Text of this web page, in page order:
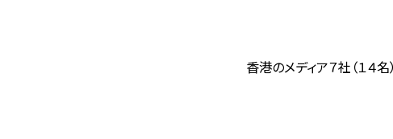
香港のメディア７社（１４